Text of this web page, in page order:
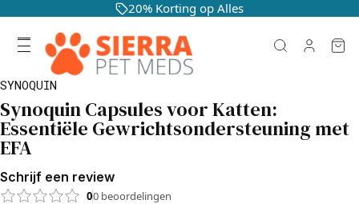
20% Korting op Alles
SYNOQUIN
Synoquin Capsules voor Katten:
Essentiële Gewrichtsondersteuning met
EFA
Schrijf een review
00 beoordelingen